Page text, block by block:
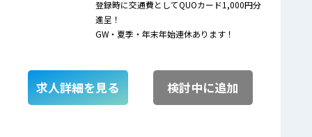
登録時に交通費としてQUOカード1,000円分
進呈！
GW・夏季・年末年始連休あります！
求人詳細を見る 検討中に追加